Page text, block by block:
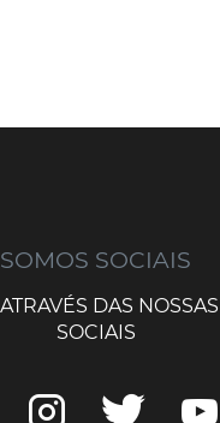
SOMOS SOCIAIS
DAS
SOCIAIS